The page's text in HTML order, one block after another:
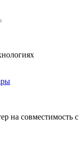
на совместимость с